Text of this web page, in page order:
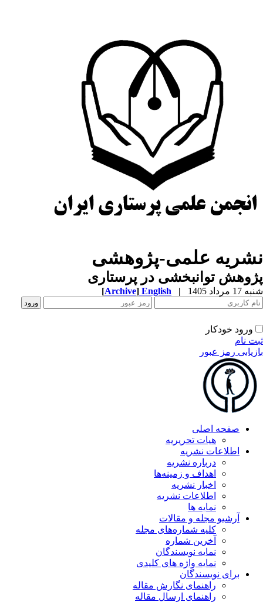
علمی-پژوهشی
توانبخشی در پرستاری
مرداد 1405 |
English
[Archive]
ورود خودکار
نام
رمز عبور
صفحه اصلی
هیات تحریریه
اطلاعات نشریه
درباره نشریه
اهداف و زمینه‌ها
اخبار نشریه
اطلاعات نشریه
نمایه ها
آرشیو مجله و مقالات
کلیه شماره‌های مجله
آخرین شماره
نمایه نویسندگان
نمایه واژه های کلیدی
برای نویسندگان
راهنمای نگارش مقاله
راهنمای ارسال مقاله